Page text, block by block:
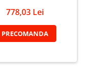
778,03 Lei
PRECOMANDA